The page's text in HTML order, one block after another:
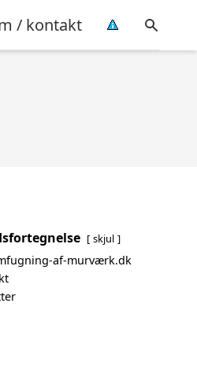
/ kontakt
skjul
af-murværk.dk